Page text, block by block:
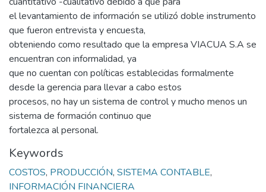
el levantamiento de información se utilizó doble instrumento
que fueron entrevista y encuesta,
obteniendo como resultado que la empresa VIACUA S.A se
encuentran con informalidad, ya
que no cuentan con políticas establecidas formalmente
desde la gerencia para llevar a cabo estos
procesos, no hay un sistema de control y mucho menos un
sistema de formación continuo que
fortalezca al personal.
Keywords
COSTOS, PRODUCCIÓN, SISTEMA CONTABLE,
INFORMACIÓN FINANCIERA